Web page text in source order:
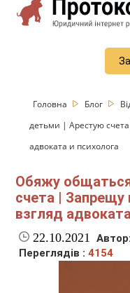
Головна Блог
детьми | Арестую
адвоката и психолога
Обяжу
счета | Запрещу
взгляд
22.10.2021 Автор:
Переглядів :4154